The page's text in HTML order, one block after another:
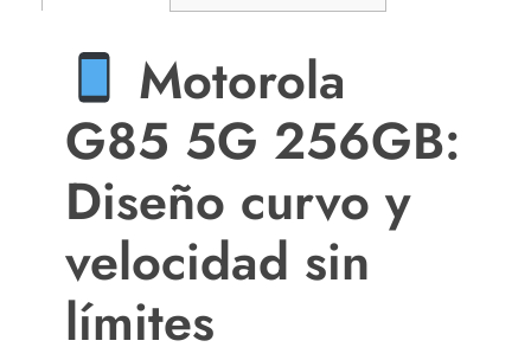
Motorola
G85 5G 256GB:
Diseño curvo y
velocidad sin
límites